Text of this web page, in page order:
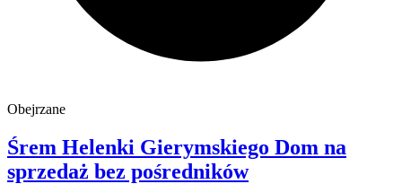
Obejrzane
Śrem Helenki Gierymskiego Dom na
sprzedaż bez pośredników